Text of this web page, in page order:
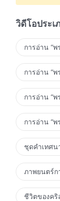
วิดีโอประเ
การอ่าน “
การอ่าน “พ
การอ่าน “
การอ่าน “
ชุดคำเทศน
ภาพยนตร์ก
ชีวิตของค